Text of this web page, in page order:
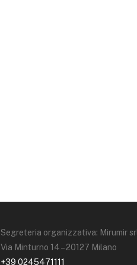
Segreteria organizzativa: Mirumir srl
Via Minturno 14 – 20127 Milano
+39 0245471111